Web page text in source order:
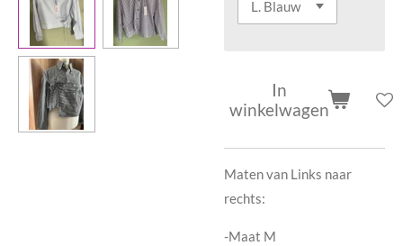
In
winkelwagen
Maten van Links naar
rechts:
-Maat M